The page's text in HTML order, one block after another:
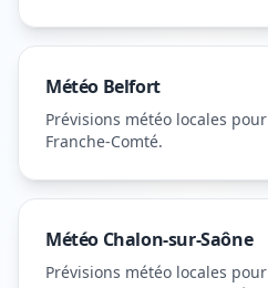
Météo Belfort
Prévisions météo locales pour
Franche-Comté.
Météo Chalon-sur-Saône
Prévisions météo locales pour